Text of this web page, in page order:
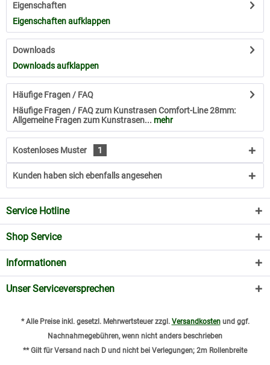
Eigenschaften
Eigenschaften aufklappen
Downloads
Downloads aufklappen
Häufige Fragen / FAQ
Häufige Fragen / FAQ zum Kunstrasen Comfort-Line 28mm:
Allgemeine Fragen zum Kunstrasen... mehr
Kostenloses Muster 1
Kunden haben sich ebenfalls angesehen
Service Hotline
Shop Service
Informationen
Unser Serviceversprechen
* Alle Preise inkl. gesetzl. Mehrwertsteuer zzgl. Versandkostenund ggf.
Nachnahmegebühren, wenn nicht anders beschrieben
** Gilt für Versand nach D und nicht bei Verlegungen; 2m Rollenbreite